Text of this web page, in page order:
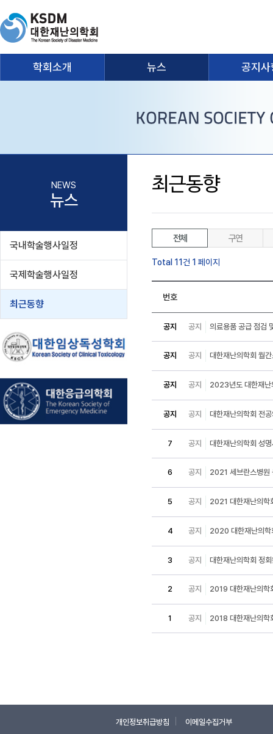
학회소개 뉴스 공지
NEWS
뉴스
국내학술행사일정
국제학술행사일정
최근동향
최근동향
전체 구연
Total 11건 1 페이지
번호
공지 공지 의료용품 공급 점검
공지 공지 대한재난의학회 월
공지 공지 2023년도 대한재난
공지 공지 대한재난의학회 전
7 공지 대한재난의학회 성
6 공지 2021 세브란스병원
5 공지 2021 대한재난의학
4 공지 2020 대한재난의학
3 공지 대한재난의학회 정
2 공지 2019 대한재난의학
1 공지 2018 대한재난의학
개인정보취급방침 이메일수집거부